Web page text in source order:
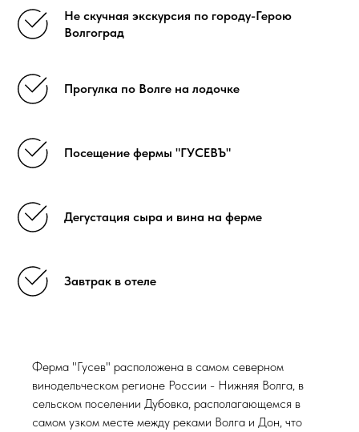
Не скучная экскурсия по городу-Герою
Волгоград
Прогулка по Волге на лодочке
Посещение фермы "ГУСЕВЪ"
Дегустация сыра и вина на ферме
Завтрак в отеле
Ферма "Гусев" расположена в самом северном
винодельческом регионе России - Нижняя Волга, в
сельском поселении Дубовка, располагающемся в
самом узком месте между реками Волга и Дон, что